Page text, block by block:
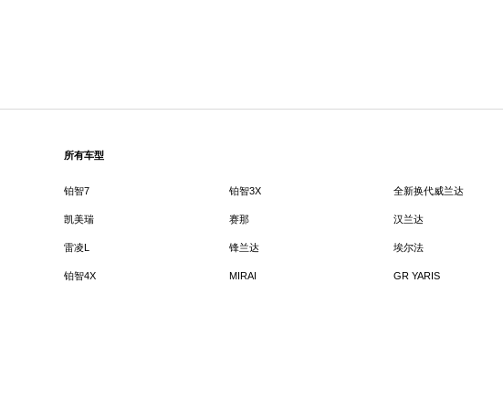
所有车型
铂智7 铂智3X 全新换代威兰达
凯美瑞 赛那 汉兰达
雷凌L 锋兰达 埃尔法
铂智4X MIRAI GR YARIS